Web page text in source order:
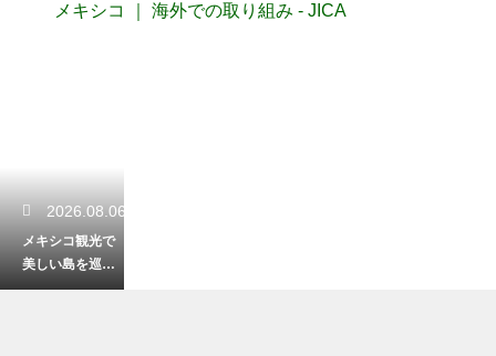
メキシコ ｜ 海外での取り組み - JICA
2026.08.06
メキシコ観光で
美しい島を巡
る！カリブ海の